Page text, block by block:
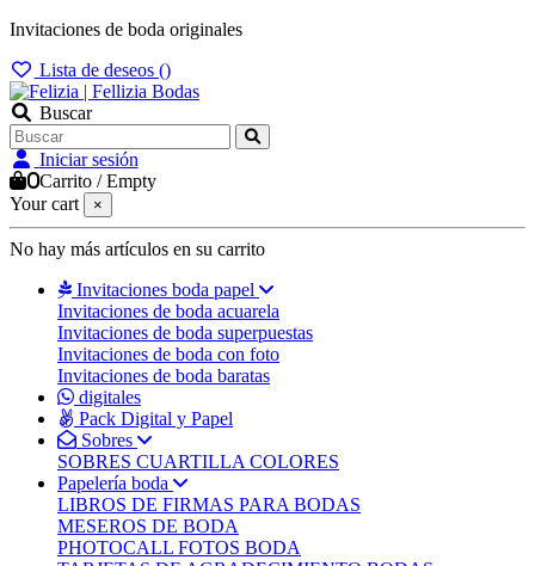
Invitaciones de boda originales
Lista de deseos ()
Buscar
Iniciar sesión
0Carrito /Empty
Your cart
×
No hay más artículos en su carrito
Invitaciones boda papel
Invitaciones de boda acuarela
Invitaciones de boda superpuestas
Invitaciones de boda con foto
Invitaciones de boda baratas
digitales
Pack Digital y Papel
Sobres
SOBRES CUARTILLA COLORES
Papelería boda
LIBROS DE FIRMAS PARA BODAS
MESEROS DE BODA
PHOTOCALL FOTOS BODA